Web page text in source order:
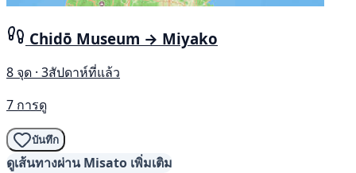
Chidō Museum → Miyako
8 จุด · 3สัปดาห์ที่แล้ว
7 การดู
บันทึก
ดูเส้นทางผ่าน Misato เพิ่มเติม